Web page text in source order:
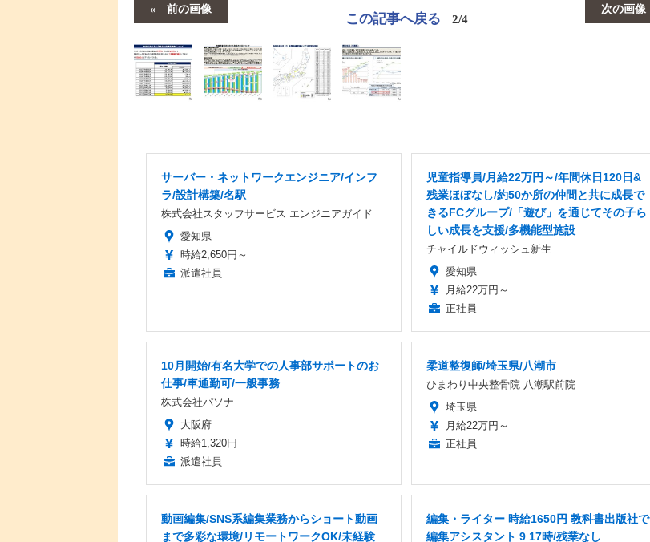
前の画像 次の画像
この記事へ戻る 2/4
サーバー・ネットワークエンジニア/インフ
ラ/設計構築/名駅
株式会社スタッフサービス エンジニアガイド
愛知県
時給2,650円～
派遣社員
児童指導員/月給22万円～/年間休日120日&
残業ほぼなし/約50か所の仲間と共に成長で
きるFCグループ/「遊び」を通じてその子ら
しい成長を支援/多機能型施設
チャイルドウィッシュ新生
愛知県
月給22万円～
正社員
10月開始/有名大学での人事部サポートのお
仕事/車通勤可/一般事務
株式会社パソナ
大阪府
時給1,320円
派遣社員
柔道整復師/埼玉県/八潮市
ひまわり中央整骨院 八潮駅前院
埼玉県
月給22万円～
正社員
動画編集/SNS系編集業務からショート動画
まで多彩な環境/リモートワークOK/未経験
編集・ライター 時給1650円 教科書出版社で
編集アシスタント 9 17時/残業なし